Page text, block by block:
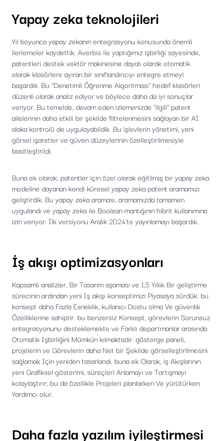
Yapay zeka teknolojileri
Yıl boyunca yapay zekanın entegrasyonu konusunda önemli
ilerlemeler kaydettik. Averbis ile yaptığımız işbirliği sayesinde,
patentleri destek vektör makinesine dayalı olarak otomatik
olarak klasörlere ayıran bir sınıflandırıcıyı entegre etmeyi
başardık. Bu "Denetimli Öğrenme Algoritması" hedef klasörleri
düzenli olarak analiz ediyor ve böylece daha da iyi sonuçlar
veriyor. Bu temelde, devam eden izlemenizde "ilgili" patent
ailelerinin daha etkili bir şekilde filtrelenmesini sağlayan bir AI
alaka kontrolü de uygulayabildik. Bu işlevlerin yönetimi, yeni
görsel işaretler ve güven düzeylerinin özelleştirilmesiyle
basitleştirildi.
Buna ek olarak, patentler için özel olarak eğitilmiş bir yapay zeka
modeline dayanan kendi küresel yapay zeka patent aramamızı
geliştirdik. Bu yapay zeka araması, aramamızda tamamen
uygulandı ve yapay zeka ile Boolean mantığının hibrit kullanımına
izin veriyor. İlk versiyonu Aralık 2024'te yayınlamayı başardık.
İş akışı optimizasyonları
Kapsamlı analizler, Bir Tasarım aşaması ve 1,5 Yıllık Bir geliştirme
sürecinin ardından yeni Iş akışı konseptimizi Piyasaya sürdük. bu
konsept daha Fazla Esneklik, kullanıcı Dostu olma Ve güvenlik
Özelliklerine sahiptir. bu benzersiz Konsept, görevlerin Sorunsuz
entegrasyonunu desteklemekte ve Farklı departmanlar arasında
Otomatik Işbirliğini Mümkün kılmaktadır. gösterge paneli,
projelerin ve Görevlerin daha Net bir Şekilde görselleştirilmesini
sağlamak Için yeniden tasarlandı. buna ek Olarak, iş Akışlarının
yeni Grafiksel gösterimi, süreçleri Anlamayı ve Tartışmayı
kolaylaştırır; bu da özellikle Projeleri planlarken Ve yürütürken
Yardımcı olur.
Daha fazla yazılım iyileştirmesi